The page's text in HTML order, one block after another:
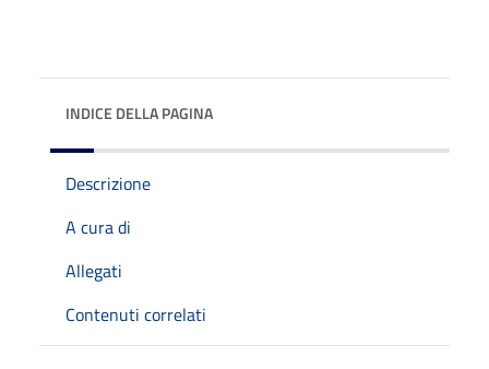
INDICE DELLA PAGINA
Descrizione
A cura di
Allegati
Contenuti correlati